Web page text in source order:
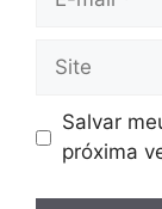
Site
Salvar
próxima